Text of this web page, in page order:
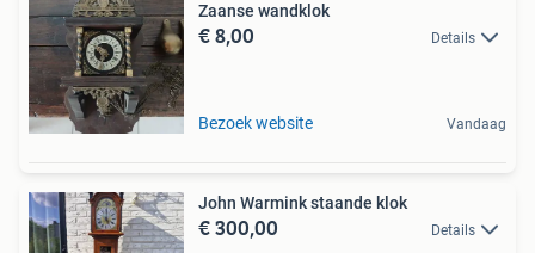
Zaanse wandklok
€ 8,00 Details
Bezoek website Vandaag
John Warmink staande klok
€ 300,00 Details